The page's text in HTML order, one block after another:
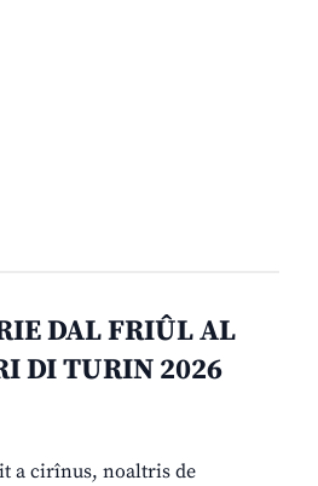
DAL FRIÛL AL
DI TURIN 2026
a cirînus, noaltris de